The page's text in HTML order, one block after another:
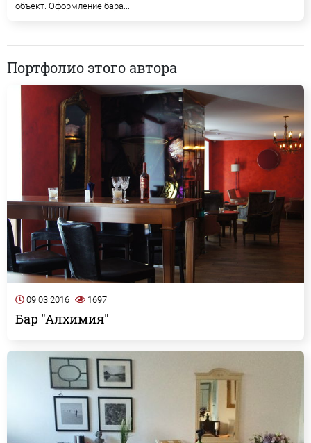
объект. Оформление бара...
Портфолио этого автора
09.03.2016 1697
Бар "Алхимия"